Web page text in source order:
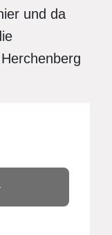
und da